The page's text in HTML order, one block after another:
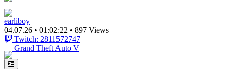
earliboy
04.07.26 • 01:02:22 • 897 Views
Twitch: 2811572747
Grand Theft Auto V